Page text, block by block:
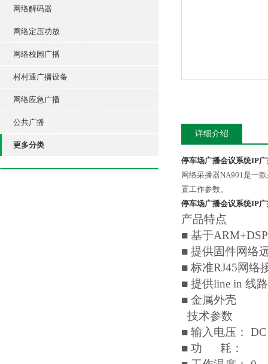
网络解码器
网络定压功放
网络校园广播
村村通广播设备
网络应急广播
公共广播
更多分类
详细介绍
停车场广播会议系统IP
网络采播器NA901是一
置工作参数。
停车场广播会议系统IP
产品特点
■ 基于
■ 提供固件网络
■ 标准RJ45网络
■ 提供line in 线
■ 金属外壳
技术参数
■ 输入电压：
■ 功 耗：